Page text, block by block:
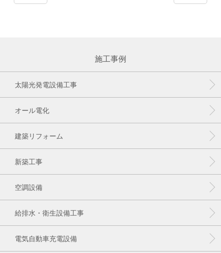
施工事例
太陽光発電設備工事
オール電化
建築リフォーム
新築工事
空調設備
給排水・衛生設備工事
電気自動車充電設備